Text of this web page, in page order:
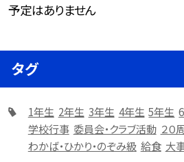
予定はありません
タグ
1年生 2年生 3年生 4年生 5年生
学校行事 委員会・クラブ活動 ２０
わかば・ひかり・のぞみ級 給食 大